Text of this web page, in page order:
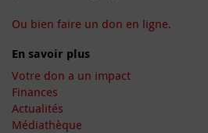
Ou bien faire un don en ligne.
En savoir plus
Votre don a un impact
Finances
Actualités
Médiathèque